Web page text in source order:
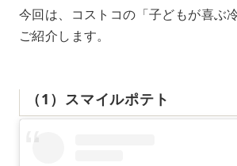
今回は、コストコの「子どもが喜ぶ
ご紹介します。
（1）スマイルポテト